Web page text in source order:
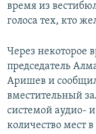
время из
голоса тех, кто
Через некоторое
председатель
Аришев и
вместительный
системой аудио-
количество мест